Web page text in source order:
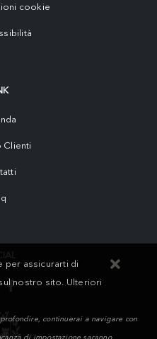
cookie
Clienti
per assicurarti di
nostro sito. Ulteriori
continuerai a navigare con